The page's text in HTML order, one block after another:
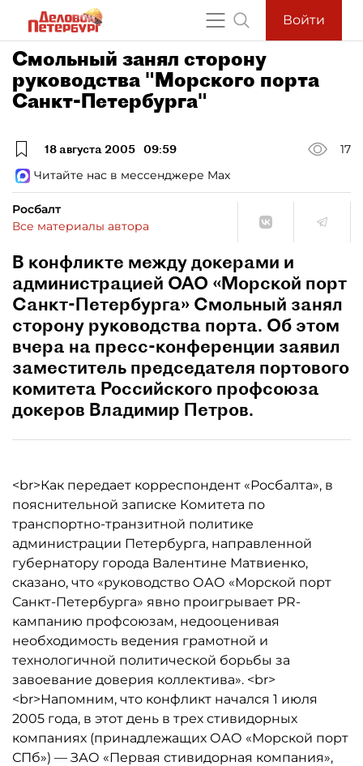
Войти
Смольный занял сторону
руководства "Морского порта
Санкт-Петербурга"
18 августа 2005 09:59
17
Читайте нас в мессенджере Max
Росбалт
Все материалы автора
В конфликте между докерами и
администрацией ОАО «Морской порт
Санкт-Петербурга» Смольный занял
сторону руководства порта. Об этом
вчера на пресс-конференции заявил
заместитель председателя портового
комитета Российского профсоюза
докеров Владимир Петров.
<br>Как передает корреспондент «Росбалта», в
пояснительной записке Комитета по
транспортно-транзитной политике
администрации Петербурга, направленной
губернатору города Валентине Матвиенко,
сказано, что «руководство ОАО «Морской порт
Санкт-Петербурга» явно проигрывает PR-
кампанию профсоюзам, недооценивая
необходимость ведения грамотной и
технологичной политической борьбы за
завоевание доверия коллектива». <br>
<br>Напомним, что конфликт начался 1 июля
2005 года, в этот день в трех стивидорных
компаниях (принадлежащих ОАО «Морской порт
СПб») — ЗАО «Первая стивидорная компания»,